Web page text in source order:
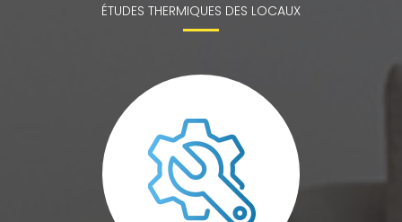
ÉTUDES THERMIQUES DES LOCAUX